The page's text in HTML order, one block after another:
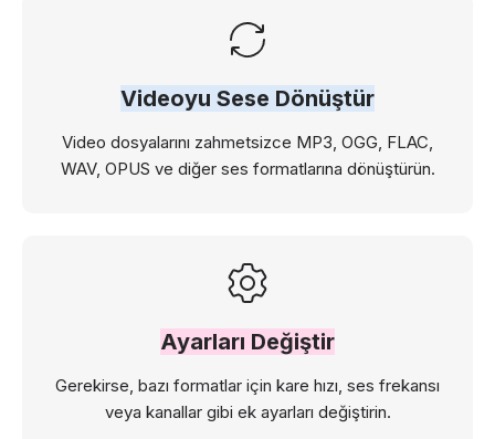
Videoyu Sese Dönüştür
Video dosyalarını zahmetsizce MP3, OGG, FLAC,
WAV, OPUS ve diğer ses formatlarına dönüştürün.
Ayarları Değiştir
Gerekirse, bazı formatlar için kare hızı, ses frekansı
veya kanallar gibi ek ayarları değiştirin.